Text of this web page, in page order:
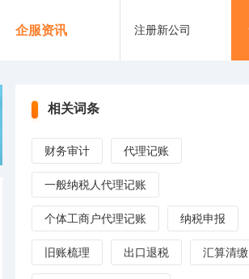
企服资讯 注册新公司
相关词条
财务审计 代理记账
一般纳税人代理记账
个体工商户代理记账 纳税申报
旧账梳理 出口退税 汇算清缴